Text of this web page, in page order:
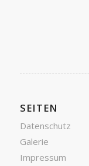
SEITEN
Datenschutz
Galerie
Impressum